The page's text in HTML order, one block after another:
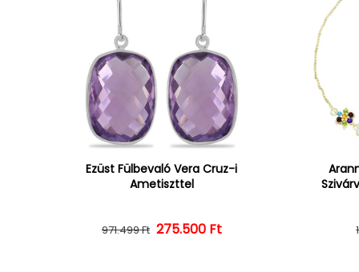
Ezüst Fülbevaló Vera Cruz-i
Ametiszttel
Normál ár
971.499 Ft Kedvezményes ár
275.500 Ft